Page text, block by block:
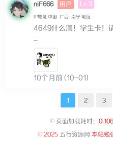
niF666 用户 Lv.3
IP地址:中国–广西–南宁 电信
4649什么滴！学生卡！
~
10个月前 (10-01)
1 2 3
© 页面加载耗时： 0.106
© 2025 五行资源网 本站勉